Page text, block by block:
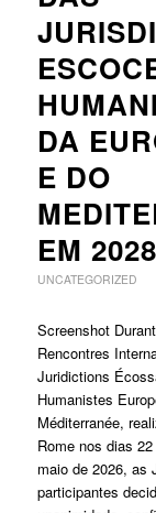
DA
E DO
EM 2028
UNCATEGORIZED
Screenshot
Rencontres
Juridictions
Humanistes
Méditerranée,
Rome nos dias
maio de 2026, as
participantes